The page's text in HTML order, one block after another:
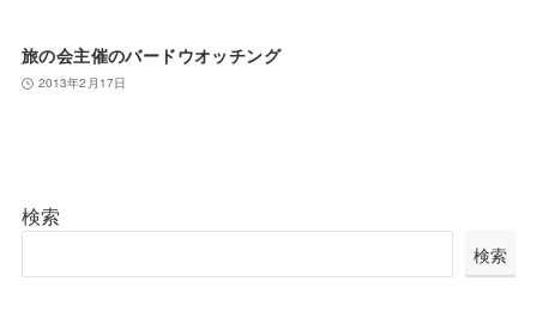
旅の会主催のバードウオッチング
2013年2月17日
検索
検索